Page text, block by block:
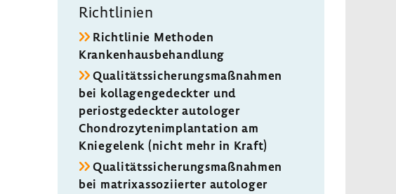
Richtlinien
Richtlinie Methoden
Krankenhausbehandlung
Qualitätssicherungsmaßnahmen
bei kollagengedeckter und
periostgedeckter autologer
Chondrozytenimplantation am
Kniegelenk (nicht mehr in Kraft)
Qualitätssicherungsmaßnahmen
bei matrixassoziierter autologer